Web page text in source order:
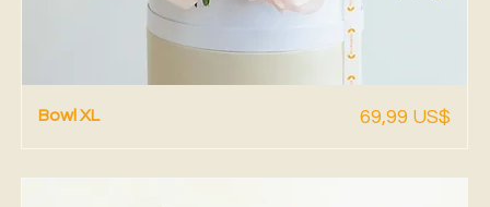
Bowl XL Precio
69,99 US$